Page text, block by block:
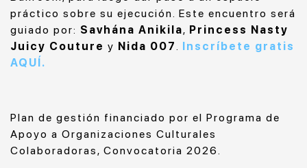
práctico sobre su ejecución. Este encuentro será
guiado por: Savhána Anikila, Princess Nasty
Juicy Couture y Nida 007.
Inscríbete gratis
AQUÍ.
Plan de gestión financiado por el Programa de
Apoyo a Organizaciones Culturales
Colaboradoras, Convocatoria 2026.